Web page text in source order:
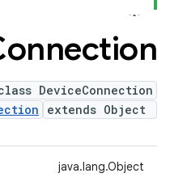
DeviceConnection
extends Object
java.lang.Object